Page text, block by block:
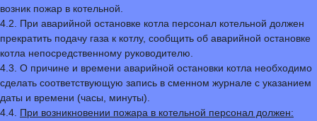
возник пожар в котельной.
4.2. При аварийной остановке котла персонал котельной должен
прекратить подачу газа к котлу, сообщить об аварийной остановке
котла непосредственному руководителю.
4.3. О причине и времени аварийной остановки котла необходимо
сделать соответствующую запись в сменном журнале с указанием
даты и времени (часы, минуты).
4.4. При возникновении пожара в котельной персонал должен: